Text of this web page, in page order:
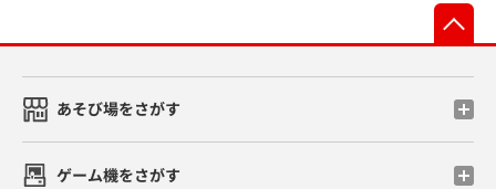
あそび場をさがす
ゲーム機をさがす